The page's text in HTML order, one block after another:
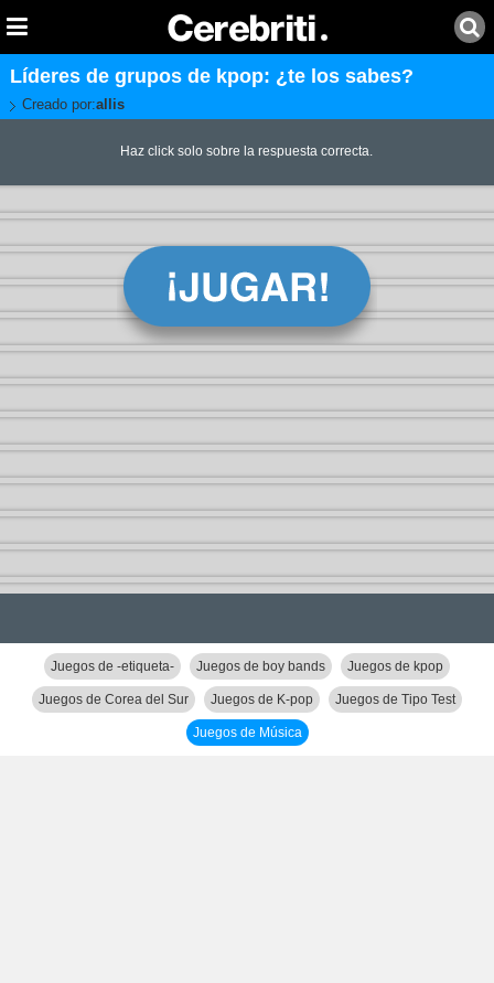
Líderes de grupos de kpop: ¿te los sabes?
Creado por:allis
Haz click solo sobre la respuesta correcta.
Juegos de -etiqueta- Juegos de boy bands Juegos de kpop
Juegos de Corea del Sur Juegos de K-pop Juegos de Tipo Test
Juegos de Música